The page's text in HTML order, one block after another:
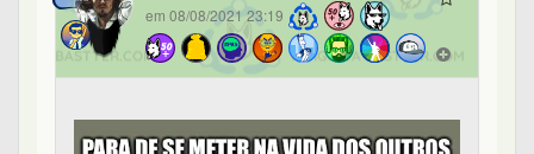
em 08/08/2021 23:19